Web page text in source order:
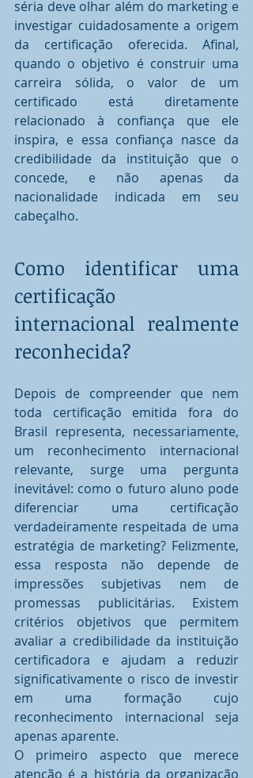
séria deve olhar além do marketing e
investigar cuidadosamente a origem
da certificação oferecida. Afinal,
quando o objetivo é construir uma
carreira sólida, o valor de um
certificado está diretamente
relacionado à confiança que ele
inspira, e essa confiança nasce da
credibilidade da instituição que o
concede, e não apenas da
nacionalidade indicada em seu
cabeçalho.
Como identificar uma
certificação
internacional realmente
reconhecida?
Depois de compreender que nem
toda certificação emitida fora do
Brasil representa, necessariamente,
um reconhecimento internacional
relevante, surge uma pergunta
inevitável: como o futuro aluno pode
diferenciar uma certificação
verdadeiramente respeitada de uma
estratégia de marketing? Felizmente,
essa resposta não depende de
impressões subjetivas nem de
promessas publicitárias. Existem
critérios objetivos que permitem
avaliar a credibilidade da instituição
certificadora e ajudam a reduzir
significativamente o risco de investir
em uma formação cujo
reconhecimento internacional seja
apenas aparente.
O primeiro aspecto que merece
atenção é a história da organização